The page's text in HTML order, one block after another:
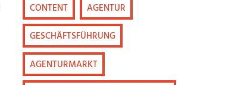
CONTENT
AGENTUR
GESCHÄFTSFÜHRUNG
AGENTURMARKT